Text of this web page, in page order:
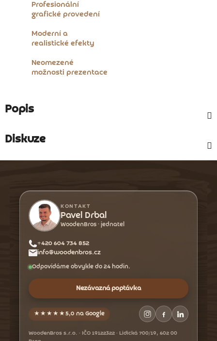
Profesionální
grafické provedení
Moderní a
realistické efekty
Neomezené
možnosti prezentace
Popis
Diskuze
KONTAKT
Pavel Drbal
WoodenBros · jednatel
+420 604 734 852
info@woodenbros.cz
Odpovídáme obvykle do 24 hodin.
Nezávazná poptávka
★★★★★5,0 na Google
WoodenBros s.r.o. · IČO 19122322 · Lidická 700/19, 602 00